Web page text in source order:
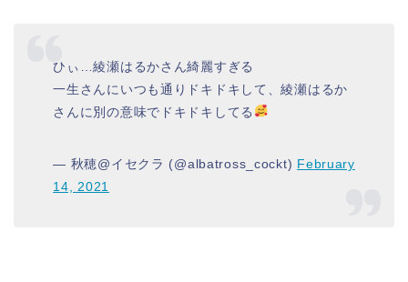
ひぃ…綾瀬はるかさん綺麗すぎる
一生さんにいつも通りドキドキして、綾瀬はるか
さんに別の意味でドキドキしてる
— 秋穂@イセクラ (@albatross_cockt) February
14, 2021